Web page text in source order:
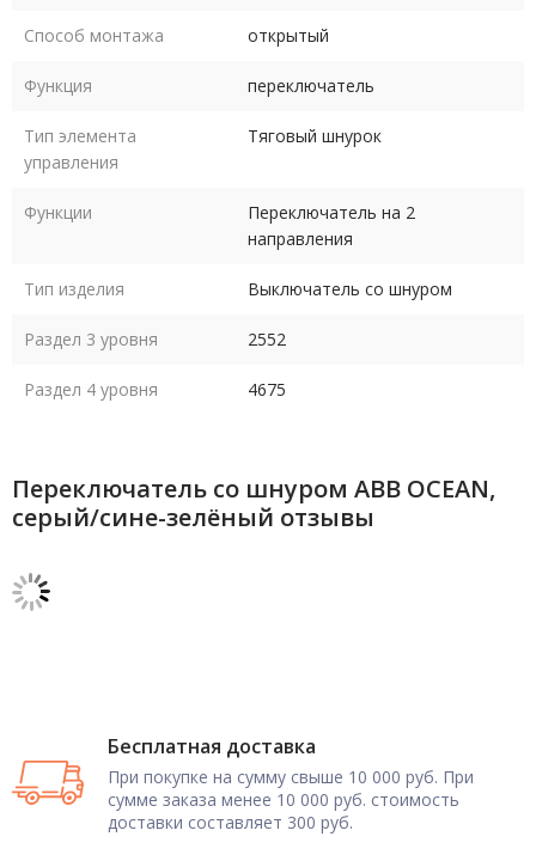
Способ монтажа открытый
Функция переключатель
Тип элемента
управления
Тяговый шнурок
Функции
Переключатель на 2
направления
Тип изделия Выключатель со шнуром
Раздел 3 уровня 2552
Раздел 4 уровня 4675
Переключатель со шнуром ABB OCEAN,
серый/сине-зелёный отзывы
Бесплатная доставка
При покупке на сумму свыше 10 000 руб. При
сумме заказа менее 10 000 руб. стоимость
доставки составляет 300 руб.